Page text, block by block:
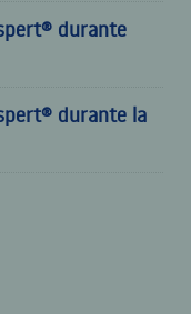
durante
durante la